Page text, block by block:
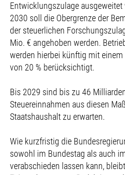
Entwicklungszulage
2030 soll die Obergrenze der
der steuerlichen
Mio. € angehoben werden.
werden hierbei künftig mit
von 20 % berücksichtigt.
Bis 2029 sind bis zu 46
Steuereinnahmen aus diesen
Staatshaushalt zu erwarten.
Wie kurzfristig die
sowohl im Bundestag als auch
verabschieden lassen kann,